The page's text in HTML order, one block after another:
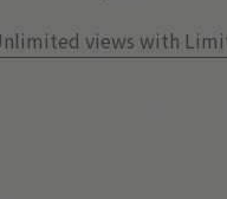
views with